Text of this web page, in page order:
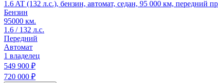
1.6 AT (132 л.с.), бензин, автомат, седан, 95 000 км, передний
Бензин
95000 км.
1.6 / 132 л.с.
Передний
Автомат
1 владелец
549 900 ₽
720 000 ₽